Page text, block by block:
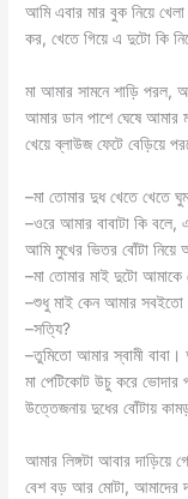
আমি এবার মার বুক নিয়ে
কর, খেতে গিয়ে এ দুটো কি
মা আমার সামনে শাড়ি পরল,
আমার ডান পাশে ঘেষে আমার
খেয়ে ব্লাউজ ফেটে বেড়িয়ে
–মা তোমার দুধ খেতে খেতে
–ওরে আমার বাবাটা কি বলে,
আমি মুখের ভিতর বোঁটা
–মা তোমার মাই দুটো আমাকে
–শুধু মাই কেন আমার সবইতো
–সত্যি?
–তুমিতো আমার স্বামী
মা পেটিকোট উচু করে ভোদার
উত্তেজনায় দুধের বোঁটায়
আমার লিঙ্গটা আবার দাড়িয়ে
বেশ বড় আর মোটা, আমাদের